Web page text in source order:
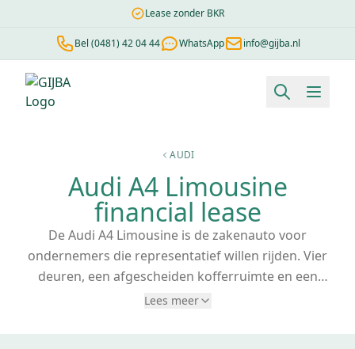
Lease zonder BKR
Bel (0481) 42 04 44 WhatsApp info@gijba.nl
AUDI
Audi A4 Limousine
financial lease
De Audi A4 Limousine is de zakenauto voor
ondernemers die representatief willen rijden. Vier
deuren, een afgescheiden kofferruimte en een
interieur dat indruk maakt bij klanten. Gijba helpt jou
Lees meer